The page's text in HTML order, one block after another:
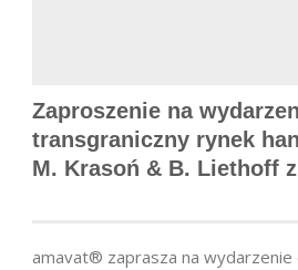
Zaproszenie na
transgraniczny rynek
M. Krasoń & B. Liethoff
amavat® zaprasza na